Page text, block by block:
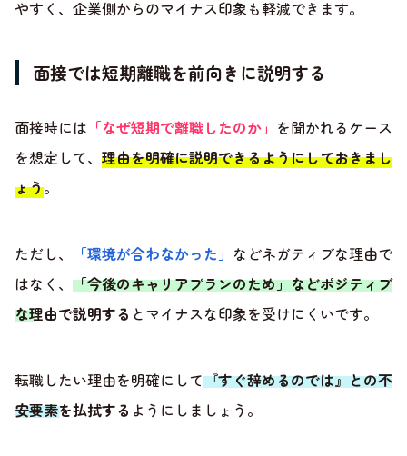
やすく、企業側からのマイナス印象も軽減できます。
面接では短期離職を前向きに説明する
面接時には 「なぜ短期で離職したのか」 を聞かれるケース
を想定して、 理由を明確に説明できるようにしておきまし
ょう。
ただし、 「環境が合わなかった」 などネガティブな理由で
はなく、 「今後のキャリアプランのため」などポジティブ
な理由で説明する とマイナスな印象を受けにくいです。
転職したい理由を明確にして『すぐ辞めるのでは』との不
安要素を払拭する ようにしましょう。